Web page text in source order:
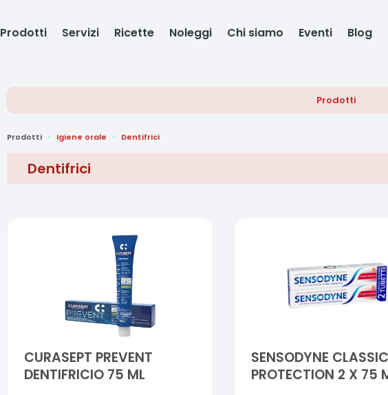
Prodotti Servizi Ricette Noleggi Chi siamo Eventi Blog
Prodotti
Prodotti Igiene orale Dentifrici
Dentifrici
CURASEPT PREVENT
DENTIFRICIO 75 ML
SENSODYNE
PROTECTION 2 X 75